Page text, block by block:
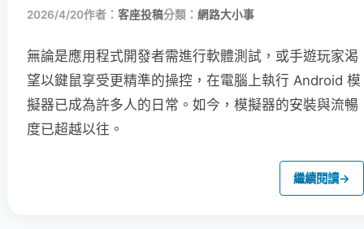
2026/4/20作者： 客座投稿分類： 網路大小事
無論是應用程式開發者需進行軟體測試，或手遊玩家渴
望以鍵鼠享受更精準的操控，在電腦上執行 Android 模
擬器已成為許多人的日常。如今，模擬器的安裝與流暢
度已超越以往。
繼續閱讀→